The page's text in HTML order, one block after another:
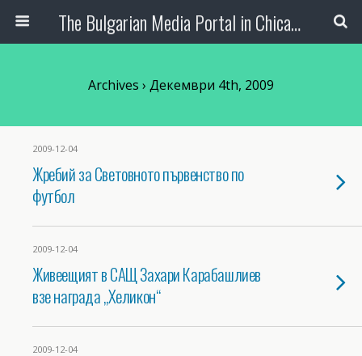
The Bulgarian Media Portal in Chicago
Archives › Декември 4th, 2009
2009-12-04
Жребий за Световното първенство по
футбол
2009-12-04
Живеещият в САЩ Захари Карабашлиев
взе награда „Хеликон“
2009-12-04